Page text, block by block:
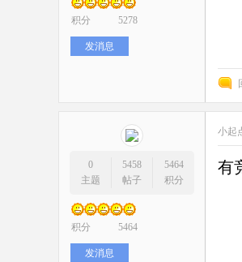
积分 5278
发消息
0
主题
5458
帖子
5464
积分
积分 5464
发消息
小起
有